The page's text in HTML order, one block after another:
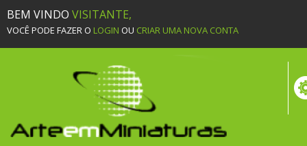
BEM VINDO VISITANTE,
VOCÊ PODE FAZER O LOGIN OU CRIAR UMA NOVA CONTA